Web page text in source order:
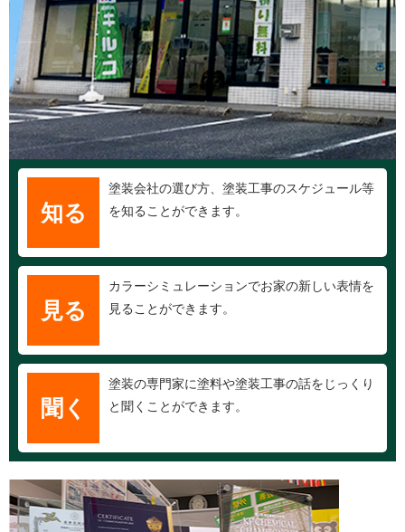
知る
塗装会社の選び方、塗装工事のスケジュール等
を知ることができます。
見る
カラーシミュレーションでお家の新しい表情を
見ることができます。
聞く
塗装の専門家に塗料や塗装工事の話をじっくり
と聞くことができます。